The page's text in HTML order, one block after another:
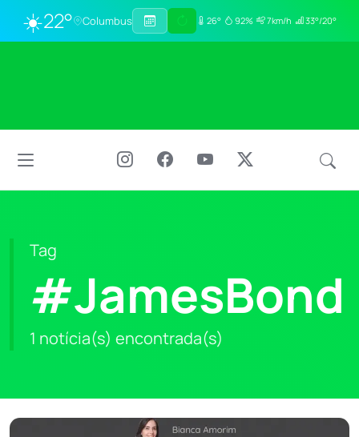
☀️22° Columbus 26° 92% 7km/h 33°/20°
Tag
#JamesBond
1 notícia(s) encontrada(s)